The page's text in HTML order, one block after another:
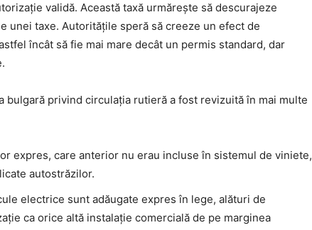
validă. Această taxă urmărește să descurajeze
unei taxe. Autoritățile speră să creeze un efect de
încât să fie mai mare decât un permis standard, dar
bulgară privind circulația rutieră a fost revizuită în mai multe
expres, care anterior nu erau incluse în sistemul de viniete,
autostrăzilor.
electrice sunt adăugate expres în lege, alături de
ca orice altă instalație comercială de pe marginea